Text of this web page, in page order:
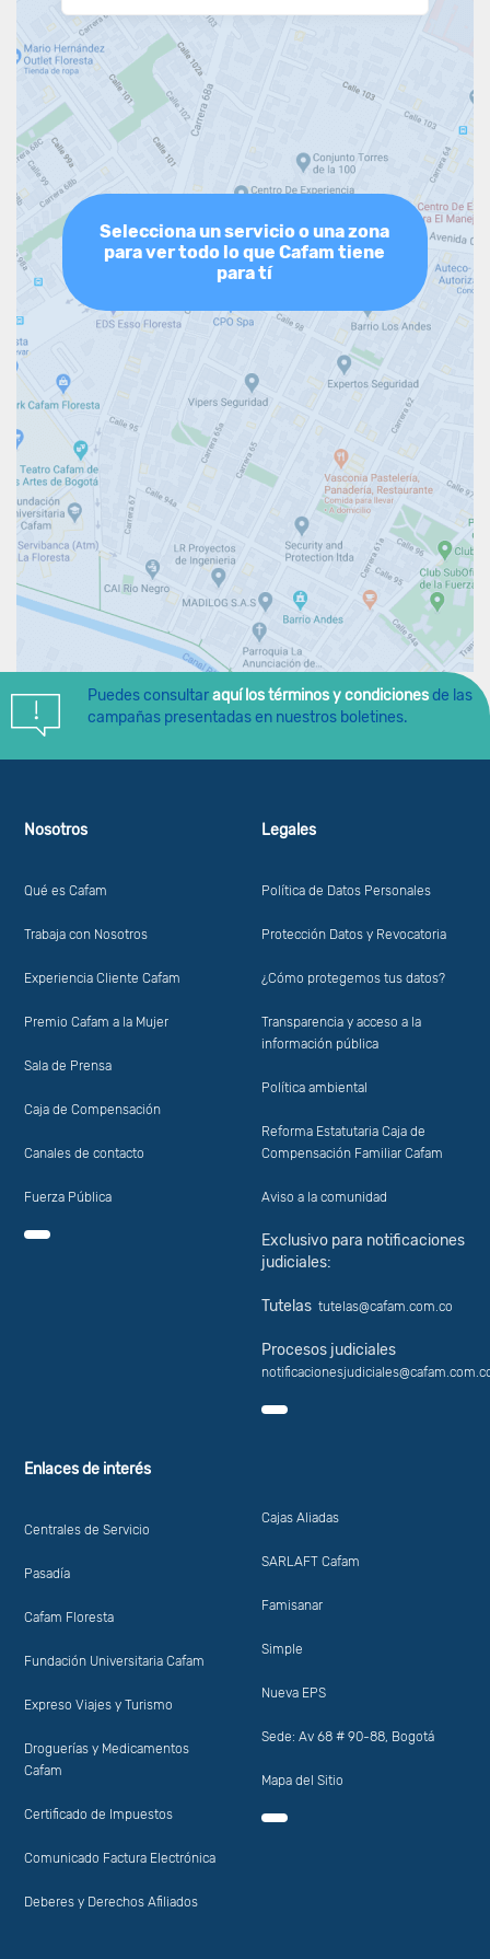
Selecciona un servicio o una zona
para ver todo lo que Cafam tiene
para tí
Puedes consultaraquí los términos y condicionesde las
campañas presentadas en nuestros boletines.
Nosotros
Qué es Cafam
Trabaja con Nosotros
Experiencia Cliente Cafam
Premio Cafam a la Mujer
Sala de Prensa
Caja de Compensación
Canales de contacto
Fuerza Pública
Legales
Política de Datos Personales
Protección Datos y Revocatoria
¿Cómo protegemos tus datos?
Transparencia y acceso a la
información pública
Política ambiental
Reforma Estatutaria Caja de
Compensación Familiar Cafam
Aviso a la comunidad
Exclusivo para notificaciones
judiciales:
Tutelas tutelas@cafam.com.co
Procesos judiciales
Enlaces de interés
Centrales de Servicio
Pasadía
Cafam Floresta
Fundación Universitaria Cafam
Expreso Viajes y Turismo
Droguerías y Medicamentos
Cafam
Certificado de Impuestos
Comunicado Factura Electrónica
Deberes y Derechos Afiliados
Cajas Aliadas
SARLAFT Cafam
Famisanar
Simple
Nueva EPS
Sede: Av 68 # 90-88, Bogotá
Mapa del Sitio